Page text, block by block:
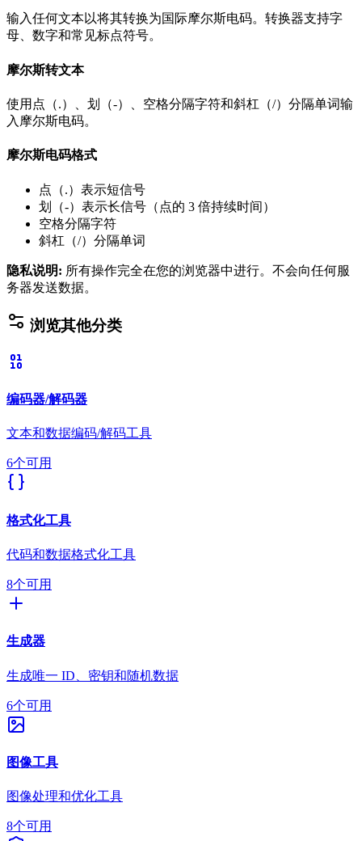
输入任何文本以将其转换为国际摩尔斯电码。转换器支持字
母、数字和常见标点符号。
摩尔斯转文本
使用点（.）、划（-）、空格分隔字符和斜杠（/）分隔单词输
入摩尔斯电码。
摩尔斯电码格式
点（.）表示短信号
划（-）表示长信号（点的 3 倍持续时间）
空格分隔字符
斜杠（/）分隔单词
隐私说明: 所有操作完全在您的浏览器中进行。不会向任何服
务器发送数据。
浏览其他分类
编码器/解码器
文本和数据编码/解码工具
6个可用
格式化工具
代码和数据格式化工具
8个可用
生成器
生成唯一 ID、密钥和随机数据
6个可用
图像工具
图像处理和优化工具
8个可用